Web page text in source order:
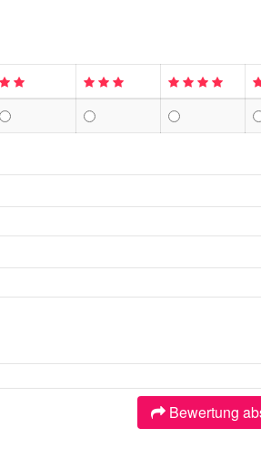
Bewertung